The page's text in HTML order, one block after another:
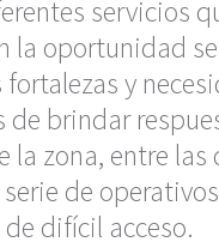
servicios
la oportunidad se
y
de brindar
la zona, entre las
de
difícil acceso.